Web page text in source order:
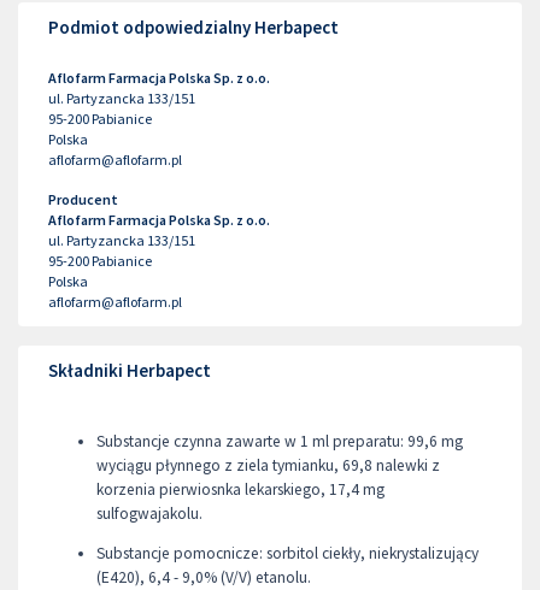
Podmiot odpowiedzialny Herbapect
Aflofarm Farmacja Polska Sp. z o.o.
ul. Partyzancka 133/151
95-200Pabianice
Polska
aflofarm@aflofarm.pl
Producent
Aflofarm Farmacja Polska Sp. z o.o.
ul. Partyzancka 133/151
95-200Pabianice
Polska
aflofarm@aflofarm.pl
Składniki Herbapect
Substancje czynna zawarte w 1 ml preparatu: 99,6 mg
wyciągu płynnego z ziela tymianku, 69,8 nalewki z
korzenia pierwiosnka lekarskiego, 17,4 mg
sulfogwajakolu.
Substancje pomocnicze: sorbitol ciekły, niekrystalizujący
(E420), 6,4 - 9,0% (V/V) etanolu.